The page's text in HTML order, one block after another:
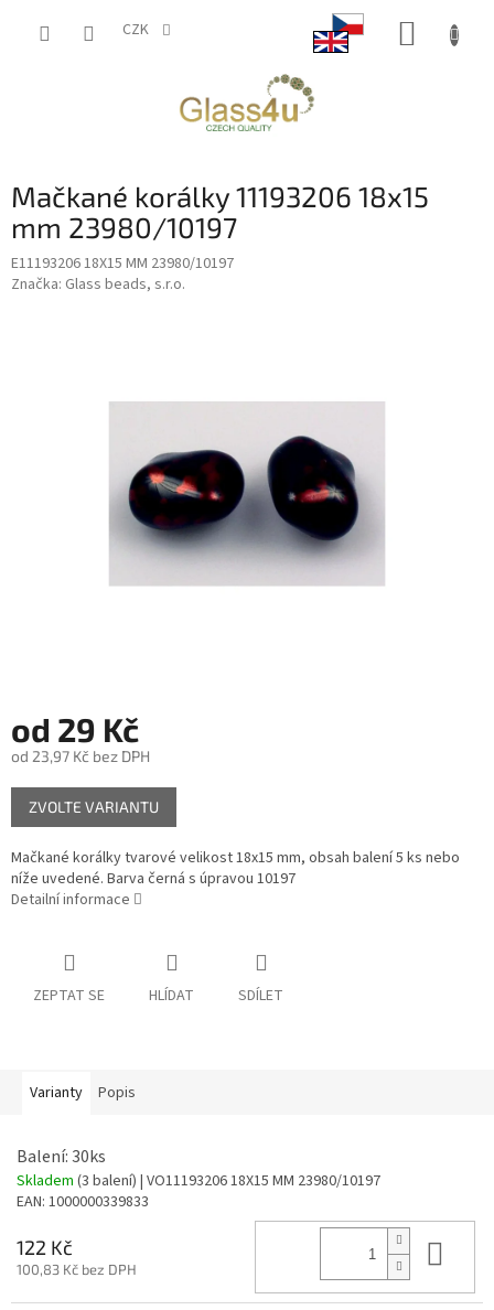
CZK
Mačkané korálky 11193206 18x15
mm 23980/10197
E11193206 18X15 MM 23980/10197
Značka: Glass beads, s.r.o.
od 29 Kč
od 23,97 Kč bez DPH
Měrná
cena:
ZVOLTE VARIANTU
Mačkané korálky tvarové velikost 18x15 mm, obsah balení 5 ks nebo
níže uvedené. Barva černá s úpravou 10197
Detailní informace
ZEPTAT SE HLÍDAT SDÍLET
Varianty Popis
Balení: 30ks
Skladem (3 balení) | VO11193206 18X15 MM 23980/10197
EAN: 1000000339833
122 Kč
100,83 Kč bez DPH